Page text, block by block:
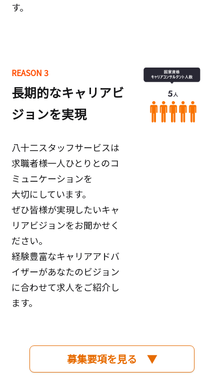
す。
REASON 3
長期的なキャリアビ
ジョンを実現
八十二スタッフサービスは
求職者様一人ひとりとのコ
ミュニケーションを
大切にしています。
ぜひ皆様が実現したいキャ
リアビジョンをお聞かせく
ださい。
経験豊富なキャリアアドバ
イザーがあなたのビジョン
に合わせて求人をご紹介し
ます。
募集要項を見る ▼